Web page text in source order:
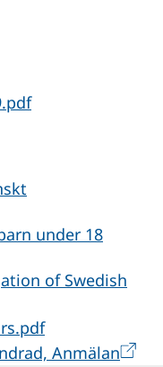
under 18
of Swedish
Anmälan